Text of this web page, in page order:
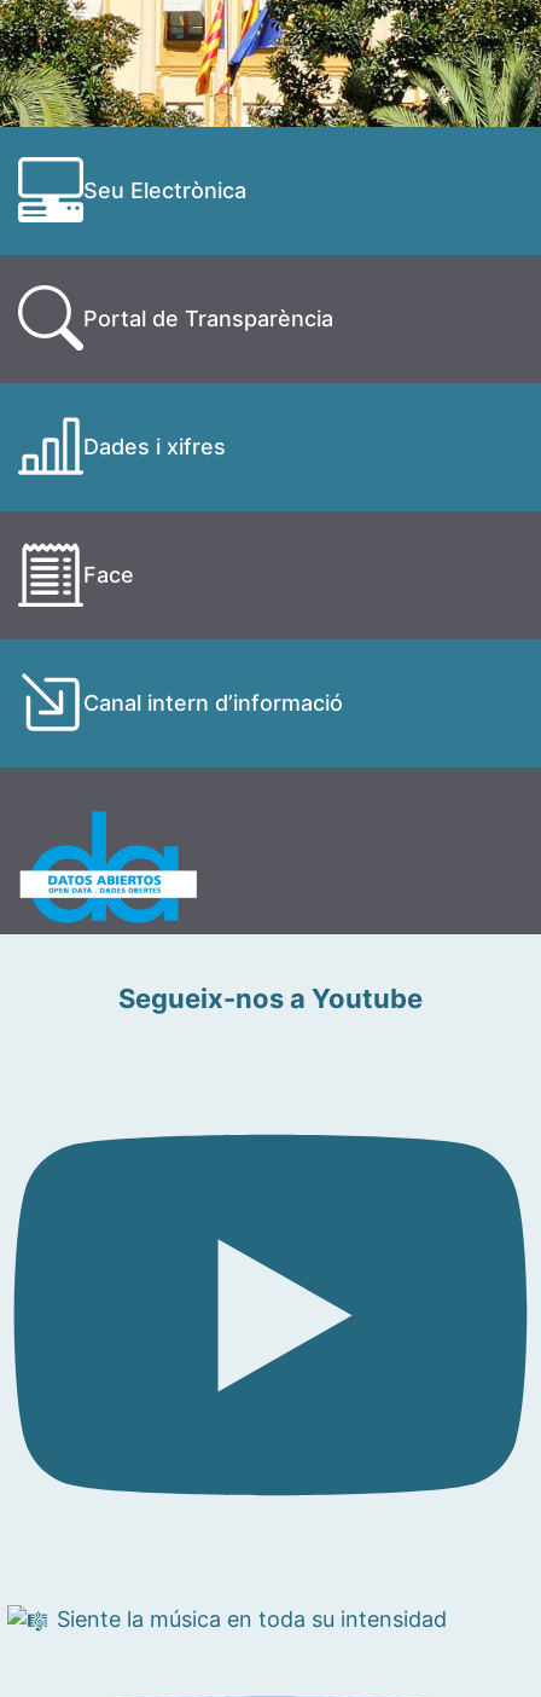
Seu Electrònica
Portal de Transparència
Dades i xifres
Face
Canal intern d’informació
Segueix-nos a Youtube
Siente la música en toda su intensidad